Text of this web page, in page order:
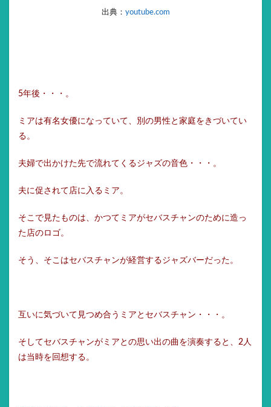
出典： youtube.com
5年後・・・。
ミアは有名女優になっていて、別の男性と家庭をきづいてい
る。
夫婦で出かけた先で流れてくるジャズの音色・・・。
夫に促されて店に入るミア。
そこで見たものは、かつてミアがセバスチャンのために造っ
た店のロゴ。
そう、そこはセバスチャンが経営するジャズバーだった。
互いに気づいて見つめ合うミアとセバスチャン・・・。
そしてセバスチャンがミアとの思い出の曲を演奏すると、2人
は当時を回想する。